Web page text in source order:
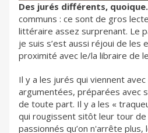
Des jurés différents,
communs : ce sont de gros
littéraire assez surprenant. Le
je suis s’est aussi réjoui de les
proximité avec le/la libraire de
Il y a les jurés qui viennent
argumentées, préparées avec
de toute part. Il y a les «
qui rougissent sitôt leur tour de
passionnés qu’on n'arrête plus,